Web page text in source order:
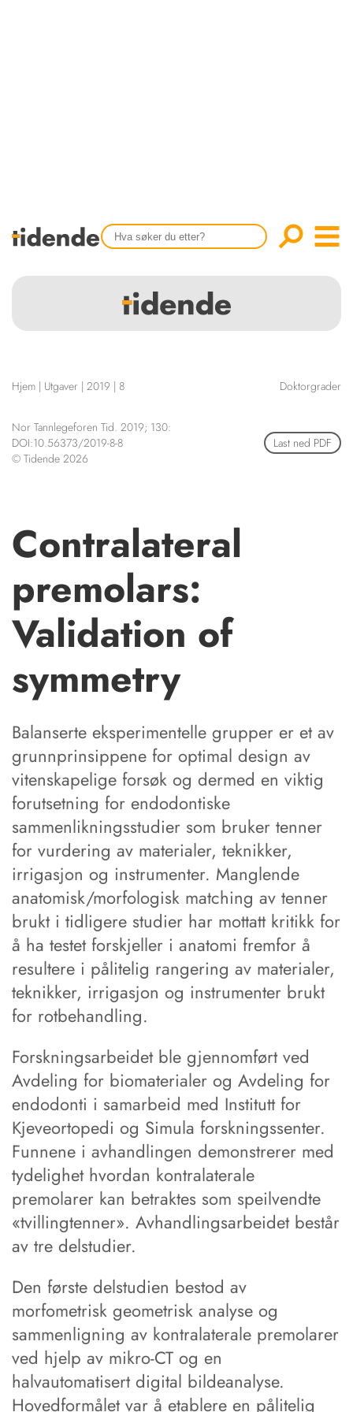
Tidligere utgaver
HENVISNINGER
KURSKALENDER
STILLINGER
KJØP & SALG
KONTAKT
Scientific articles
Publication and media
Hjem | Utgaver | 2019 | 8 Doktorgrader
Nor Tannlegeforen Tid. 2019; 130:
DOI:10.56373/2019-8-8
© Tidende 2026
Last ned PDF
Contralateral
premolars:
Validation of
symmetry
Balanserte eksperimentelle grupper er et av
grunnprinsippene for optimal design av
vitenskapelige forsøk og dermed en viktig
forutsetning for endodontiske
sammenlikningsstudier som bruker tenner
for vurdering av materialer, teknikker,
irrigasjon og instrumenter. Manglende
anatomisk/morfologisk matching av tenner
brukt i tidligere studier har mottatt kritikk for
å ha testet forskjeller i anatomi fremfor å
resultere i pålitelig rangering av materialer,
teknikker, irrigasjon og instrumenter brukt
for rotbehandling.
Forskningsarbeidet ble gjennomført ved
Avdeling for biomaterialer og Avdeling for
endodonti i samarbeid med Institutt for
Kjeveortopedi og Simula forskningssenter.
Funnene i avhandlingen demonstrerer med
tydelighet hvordan kontralaterale
premolarer kan betraktes som speilvendte
«tvillingtenner». Avhandlingsarbeidet består
av tre delstudier.
Den første delstudien bestod av
morfometrisk geometrisk analyse og
sammenligning av kontralaterale premolarer
ved hjelp av mikro-CT og en
halvautomatisert digital bildeanalyse.
Hovedformålet var å etablere en pålitelig